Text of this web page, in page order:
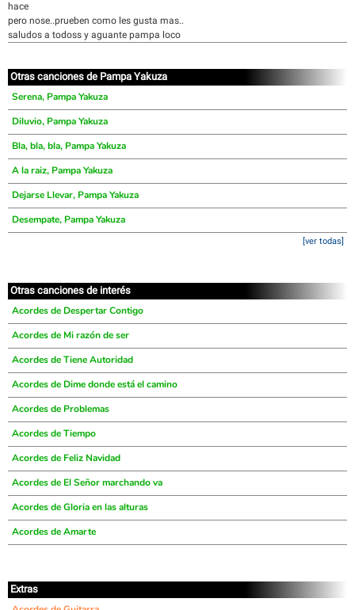
hace
pero nose..prueben como les gusta mas..
saludos a todoss y aguante pampa loco
Otras canciones de Pampa Yakuza
Serena, Pampa Yakuza
Diluvio, Pampa Yakuza
Bla, bla, bla, Pampa Yakuza
A la raiz, Pampa Yakuza
Dejarse Llevar, Pampa Yakuza
Desempate, Pampa Yakuza
[ver todas]
Otras canciones de interés
Acordes de Despertar Contigo
Acordes de Mi razón de ser
Acordes de Tiene Autoridad
Acordes de Dime donde está el camino
Acordes de Problemas
Acordes de Tiempo
Acordes de Feliz Navidad
Acordes de El Señor marchando va
Acordes de Gloria en las alturas
Acordes de Amarte
Extras